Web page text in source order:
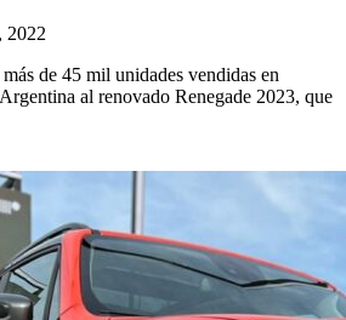
2022
de 45 mil unidades vendidas en
al renovado Renegade 2023, que